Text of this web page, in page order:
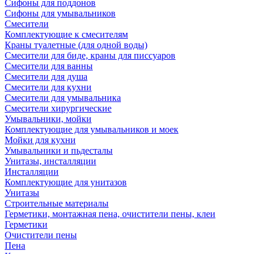
Сифоны для поддонов
Сифоны для умывальников
Смесители
Комплектующие к смесителям
Краны туалетные (для одной воды)
Смесители для биде, краны для писсуаров
Смесители для ванны
Смесители для душа
Смесители для кухни
Смесители для умывальника
Смесители хирургические
Умывальники, мойки
Комплектующие для умывальников и моек
Мойки для кухни
Умывальники и пьдесталы
Унитазы, инсталляции
Инсталляции
Комплектующие для унитазов
Унитазы
Строительные материалы
Герметики, монтажная пена, очистители пены, клеи
Герметики
Очистители пены
Пена